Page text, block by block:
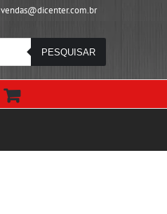
vendas@dicenter.com.br
PESQUISAR